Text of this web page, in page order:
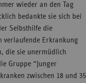
wieder an den Tag
bedankte sie sich bei
Selbsthilfe die
verlaufende Erkrankung
die sie unermüdlich
Gruppe “Junger
zwischen 18 und 35